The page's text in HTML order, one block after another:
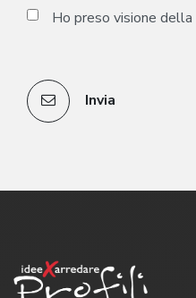
Ho preso visione della
Invia